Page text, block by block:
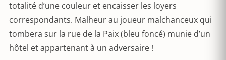
totalité d’une couleur et encaisser les loyers
correspondants. Malheur au joueur malchanceux qui
tombera sur la rue de la Paix (bleu foncé) munie d’un
hôtel et appartenant à un adversaire !